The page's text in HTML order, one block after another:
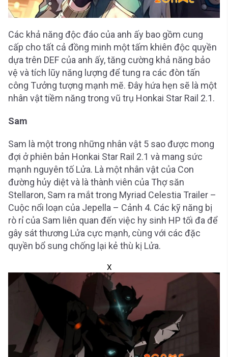
Các khả năng độc đáo của anh ấy bao gồm cung
cấp cho tất cả đồng minh một tấm khiên độc quyền
dựa trên DEF của anh ấy, tăng cường khả năng bảo
vệ và tích lũy năng lượng để tung ra các đòn tấn
công Tưởng tượng mạnh mẽ. Đây hứa hẹn sẽ là một
nhân vật tiềm năng trong vũ trụ Honkai Star Rail 2.1.
Sam
Sam là một trong những nhân vật 5 sao được mong
đợi ở phiên bản Honkai Star Rail 2.1 và mang sức
mạnh nguyên tố Lửa. Là một nhân vật của Con
đường hủy diệt và là thành viên của Thợ săn
Stellaron, Sam ra mắt trong Myriad Celestia Trailer –
Cuộc nổi loạn của Jepella – Cảnh 4. Các kỹ năng bị
rò rỉ của Sam liên quan đến việc hy sinh HP tối đa để
gây sát thương Lửa cực mạnh, cùng với các đặc
quyền bổ sung chống lại kẻ thù kị Lửa.
X